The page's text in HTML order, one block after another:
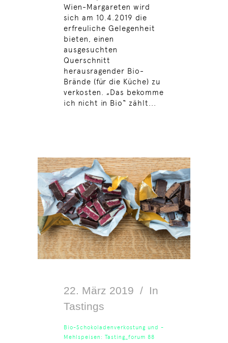
Wien-Margareten wird
sich am 10.4.2019 die
erfreuliche Gelegenheit
bieten, einen
ausgesuchten
Querschnitt
herausragender Bio-
Brände (für die Küche) zu
verkosten. „Das bekomme
ich nicht in Bio“ zählt...
22. März 2019
In
Tastings
Bio-Schokoladenverkostung und -
Mehlspeisen: Tasting_forum 88